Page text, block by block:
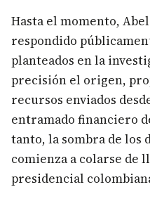
Hasta el momento,
respondido
planteados en la
precisión el origen,
recursos enviados
entramado financiero
tanto, la sombra de los
comienza a colarse de
presidencial